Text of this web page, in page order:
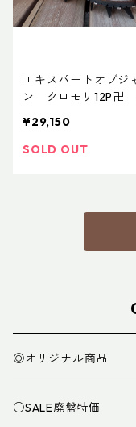
エキスパートオブジ
ン クロモリ12P卍
¥29,150
SOLD OUT
◎オリジナル商品
○SALE廃盤特価